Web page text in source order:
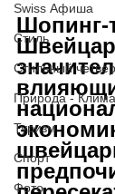
Swiss Афиша
Стиль
Стильный
Природа -
Туризм
Спорт
Фото
Шопинг-